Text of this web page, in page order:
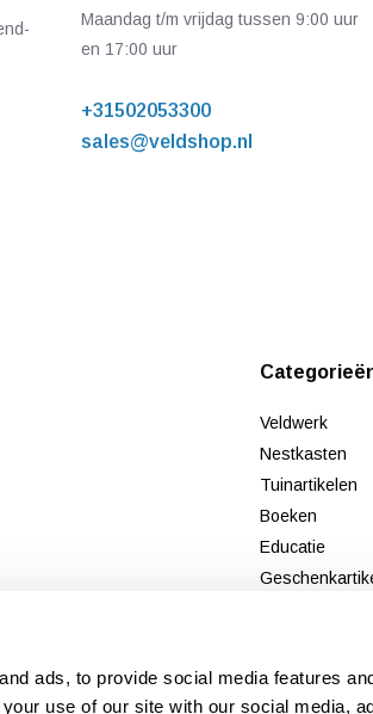
ads, to provide social media features
use of our site with our social media,
Maandag t/m vrijdag tussen 9:00 uur
en 17:00 uur
+31502053300
sales@veldshop.nl
Veldwerk
Nestkasten
Tuinartikelen
Boeken
Educatie